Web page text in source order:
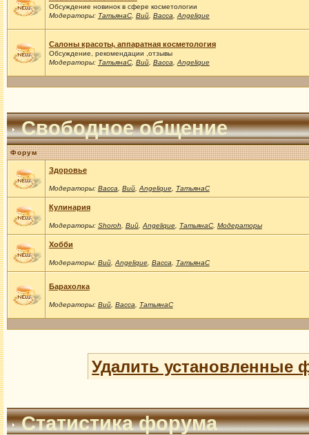
Обсуждение новинок в сфере косметологии
Модераторы: ТатьянаС, Вий, Васса Angelique
Салоны красоты, аппаратная косметология
Обсуждение, рекомендации ,отзывы
Модераторы: ТатьянаС, Вий, Васса Angelique
Свободное общение
Форум
Здоровье
Модераторы: Васса Вий, Angelique, ТатьянаС
Кулинария
Модераторы: Shoroh Вий, Angelique, ТатьянаС, Модераторы
Хобби
Модераторы: Вий, Angelique, Васса ТатьянаС
Барахолка
Модераторы: Вий, Васса ТатьянаС
Удалить установленные
Статистика форума